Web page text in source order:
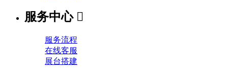
服务中心 
服务流程
在线客服
展台搭建